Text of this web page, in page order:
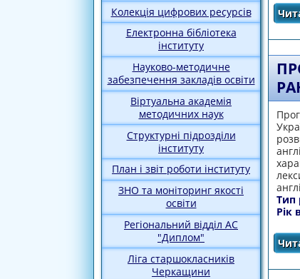
Колекція цифрових ресурсів
Електронна бібліотека
інституту
Науково-методичне
забезпечення закладів освіти
Віртуальна академія
методичних наук
Структурні підрозділи
інституту
План і звіт роботи інституту
ЗНО та моніторинг якості
освіти
Регіональний відділ АС
"Диплом"
Ліга старшокласників
Черкащини
Тип
Рік